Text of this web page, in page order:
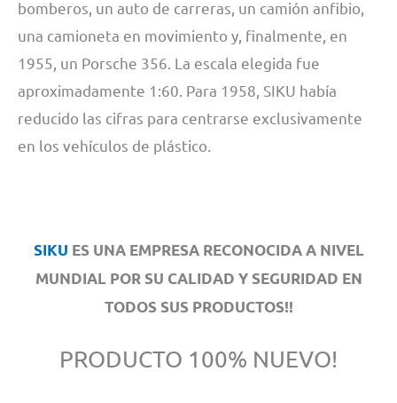
bomberos, un auto de carreras, un camión anfibio,
una camioneta en movimiento y, finalmente, en
1955, un Porsche 356. La escala elegida fue
aproximadamente 1:60. Para 1958, SIKU había
reducido las cifras para centrarse exclusivamente
en los vehículos de plástico.
SIKU ES UNA EMPRESA RECONOCIDA A NIVEL
MUNDIAL POR SU CALIDAD Y SEGURIDAD EN
TODOS SUS PRODUCTOS!!
PRODUCTO 100% NUEVO!